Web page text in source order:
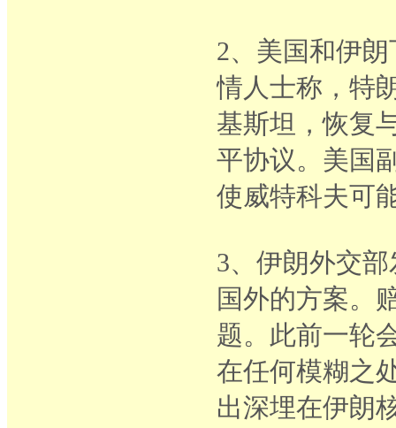
2、美国和伊
情人士称，特
基斯坦，恢复
平协议。美国
使威特科夫可
3、伊朗外交
国外的方案。
题。此前一轮
在任何模糊之
出深埋在伊朗